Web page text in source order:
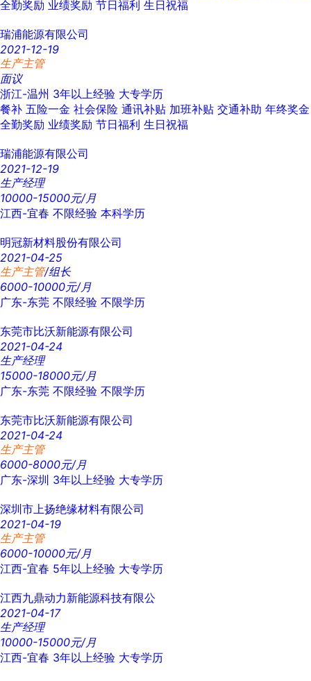
全勤奖励 业绩奖励 节日福利 生日祝福
瑞浦能源有限公司
2021-12-19
生产主管
面议
浙江-温州 3年以上经验 大专学历
餐补 五险一金 社会保险 通讯补贴 加班补贴 交通补助 年终奖金
全勤奖励 业绩奖励 节日福利 生日祝福
瑞浦能源有限公司
2021-12-19
生产经理
10000-15000元/月
江西-宜春 不限经验 本科学历
明冠新材料股份有限公司
2021-04-25
生产主管/组长
6000-10000元/月
广东-东莞 不限经验 不限学历
东莞市比沃新能源有限公司
2021-04-24
生产经理
15000-18000元/月
广东-东莞 不限经验 不限学历
东莞市比沃新能源有限公司
2021-04-24
生产主管
6000-8000元/月
广东-深圳 3年以上经验 大专学历
深圳市上扬绝缘材料有限公司
2021-04-19
生产主管
6000-10000元/月
江西-宜春 5年以上经验 大专学历
江西九鼎动力新能源科技有限公
2021-04-17
生产经理
10000-15000元/月
江西-宜春 3年以上经验 大专学历